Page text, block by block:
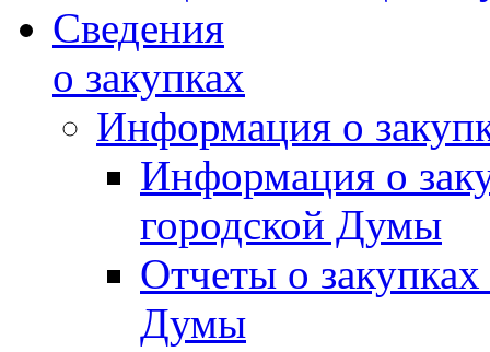
Сведения
о закупках
Информация о
Информация о
городской Думы
Отчеты о
Думы